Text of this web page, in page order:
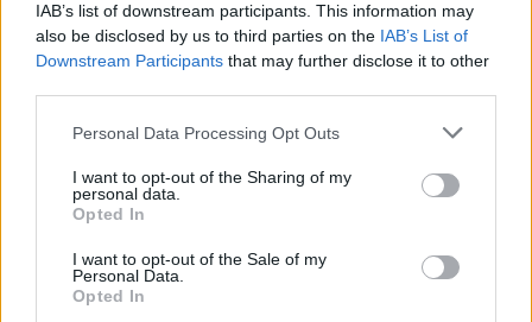
IAB’s list of downstream participants. This information may
also be disclosed by us to third parties on the IAB’s List of
Downstream Participants that may further disclose it to other
Personal Data Processing Opt Outs
I want to opt-out of the Sharing of my
personal data.
Opted In
I want to opt-out of the Sale of my
Personal Data.
Opted In
Ξυπνάει μια αίσθηση βαθύ καθαρισμού στο σκαλπ,
μοναδική του σύνθεση ενεργοποιεί τους αδρανείς
θύλακες της τρίχας και χαρίζει όγκο και πυκνότητα στα
μαλλιά σας. Εμπλουτισμένο με καστορέλαιο, πρωτεΐνες
Τρόπος χρήσης: Αμέσως μετά την χρήση του σαμπουάν